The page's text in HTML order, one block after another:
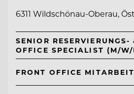
6311 Wildschönau-Oberau,
SENIOR RESERVIERUNGS-
OFFICE SPECIALIST (M/W/
FRONT OFFICE